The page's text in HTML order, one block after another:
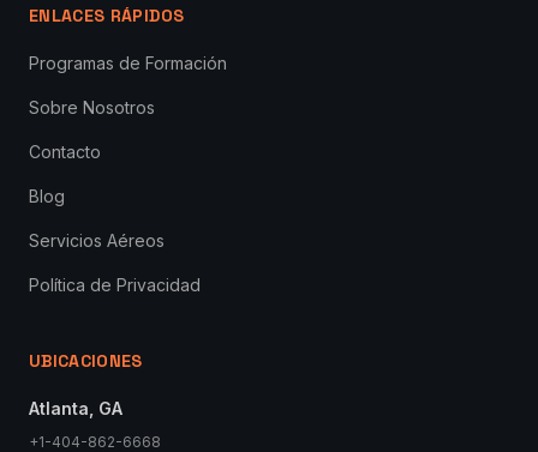
ENLACES RÁPIDOS
Programas de Formación
Sobre Nosotros
Contacto
Blog
Servicios Aéreos
Política de Privacidad
UBICACIONES
Atlanta, GA
+1-404-862-6668